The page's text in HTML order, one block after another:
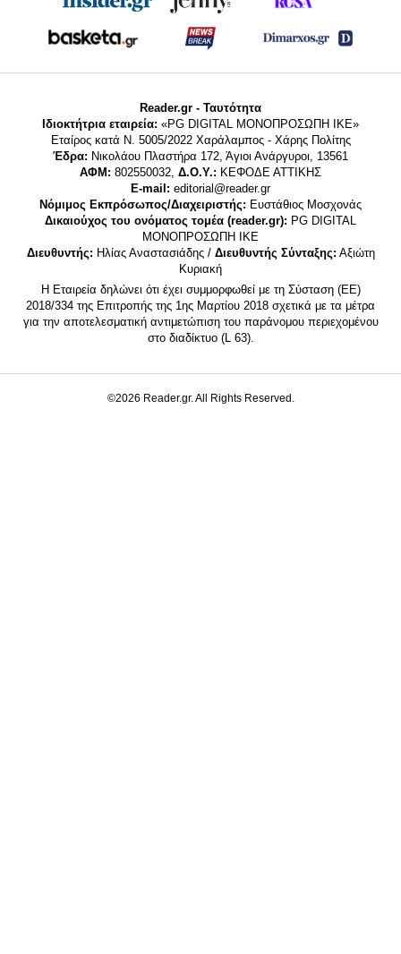
Reader.gr - Ταυτότητα
Ιδιοκτήτρια εταιρεία: «PG DIGITAL MONΟΠΡΟΣΩΠΗ ΙΚΕ»
Εταίρος κατά Ν. 5005/2022 Χαράλαμπος - Χάρης Πολίτης
Έδρα: Νικολάου Πλαστήρα 172, Άγιοι Ανάργυροι, 13561
ΑΦΜ: 802550032, Δ.Ο.Υ.: ΚΕΦΟΔΕ ΑΤΤΙΚΗΣ
E-mail: editorial@reader.gr
Νόμιμος Εκπρόσωπος/Διαχειριστής: Ευστάθιος Μοσχονάς
Δικαιούχος του ονόματος τομέα (reader.gr): PG DIGITAL
MONΟΠΡΟΣΩΠΗ ΙΚΕ
Διευθυντής: Ηλίας Αναστασιάδης / Διευθυντής Σύνταξης: Αξιώτη
Κυριακή
Η Εταιρεία δηλώνει ότι έχει συμμορφωθεί με τη Σύσταση (ΕΕ)
2018/334 της Επιτροπής της 1ης Μαρτίου 2018 σχετικά με τα μέτρα
για την αποτελεσματική αντιμετώπιση του παράνομου περιεχομένου
στο διαδίκτυο (L 63).
©2026 Reader.gr. All Rights Reserved.